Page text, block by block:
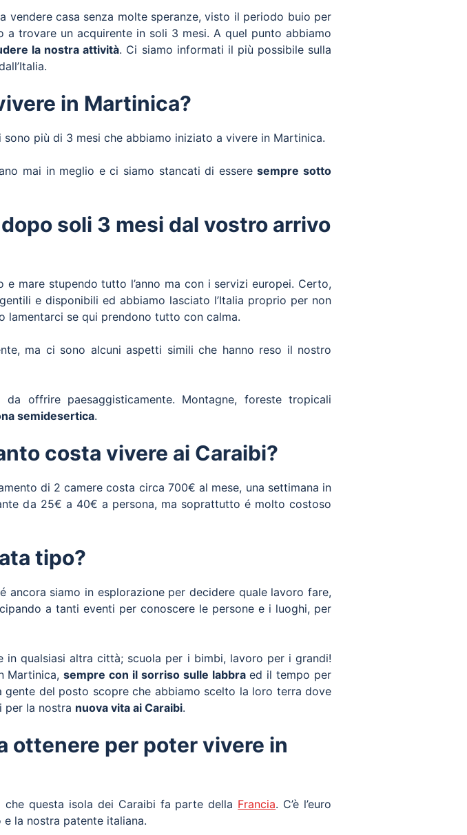
casa senza molte speranze, visto il periodo buio per
trovare un acquirente in soli 3 mesi. A quel punto abbiamo
la nostra attività. Ci siamo informati il più possibile sulla
in Martinica?
sono più di 3 mesi che abbiamo iniziato a vivere in Martinica.
mai in meglio e ci siamo stancati di esseresempre sotto
soli 3 mesi dal vostro arrivo
e mare stupendo tutto l’anno ma con i servizi europei. Certo,
e disponibili ed abbiamo lasciato l’Italia proprio per non
lamentarci se qui prendono tutto con calma.
ma ci sono alcuni aspetti simili che hanno reso il nostro
offrire paesaggisticamente. Montagne, foreste tropicali
semidesertica.
costa vivere ai Caraibi?
di 2 camere costa circa 700€ al mese, una settimana in
da 25€ a 40€ a persona, ma soprattutto é molto costoso
tipo?
ancora siamo in esplorazione per decidere quale lavoro fare,
a tanti eventi per conoscere le persone e i luoghi, per
qualsiasi altra città; scuola per i bimbi, lavoro per i grandi!
Martinica,sempre con il sorriso sulle labbraed il tempo per
gente del posto scopre che abbiamo scelto la loro terra dove
per la nostra nuova vita ai Caraibi.
ottenere per poter vivere in
che questa isola dei Caraibi fa parte della Francia. C’è l’euro
la nostra patente italiana.